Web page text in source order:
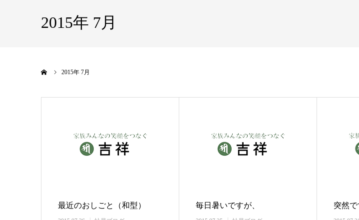
2015年 7月
2015年 7月
最近のおしごと（和型） 毎日暑いですが、 突然で